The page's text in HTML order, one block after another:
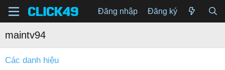
Đăng nhập Đăng ký
maintv94
Các danh hiệu